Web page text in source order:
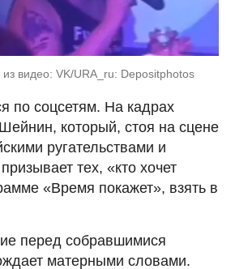
видео: VK/URA_ru: Depositphotos
по соцсетям. На кадрах
который, стоя на сцене
ругательствами и
тех, «кто хочет
«Время покажет», взять в
перед собравшимися
матерными словами.